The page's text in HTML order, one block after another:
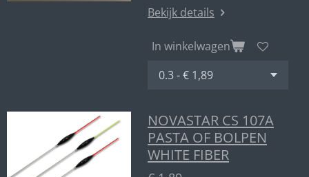
Bekijk details
In winkelwagen
NOVASTAR CS 107A
PASTA OF BOLPEN
WHITE FIBER